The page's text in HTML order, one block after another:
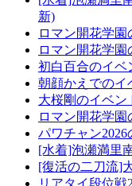
新)
ロマン開花学
ロマン開花学
初白百合のイベ
朝顔かえでのイ
大桜剛のイベン
ロマン開花学園
パワチャン
[水着]泡瀬満里
[復活の二刀流]
リアタイ段位戦